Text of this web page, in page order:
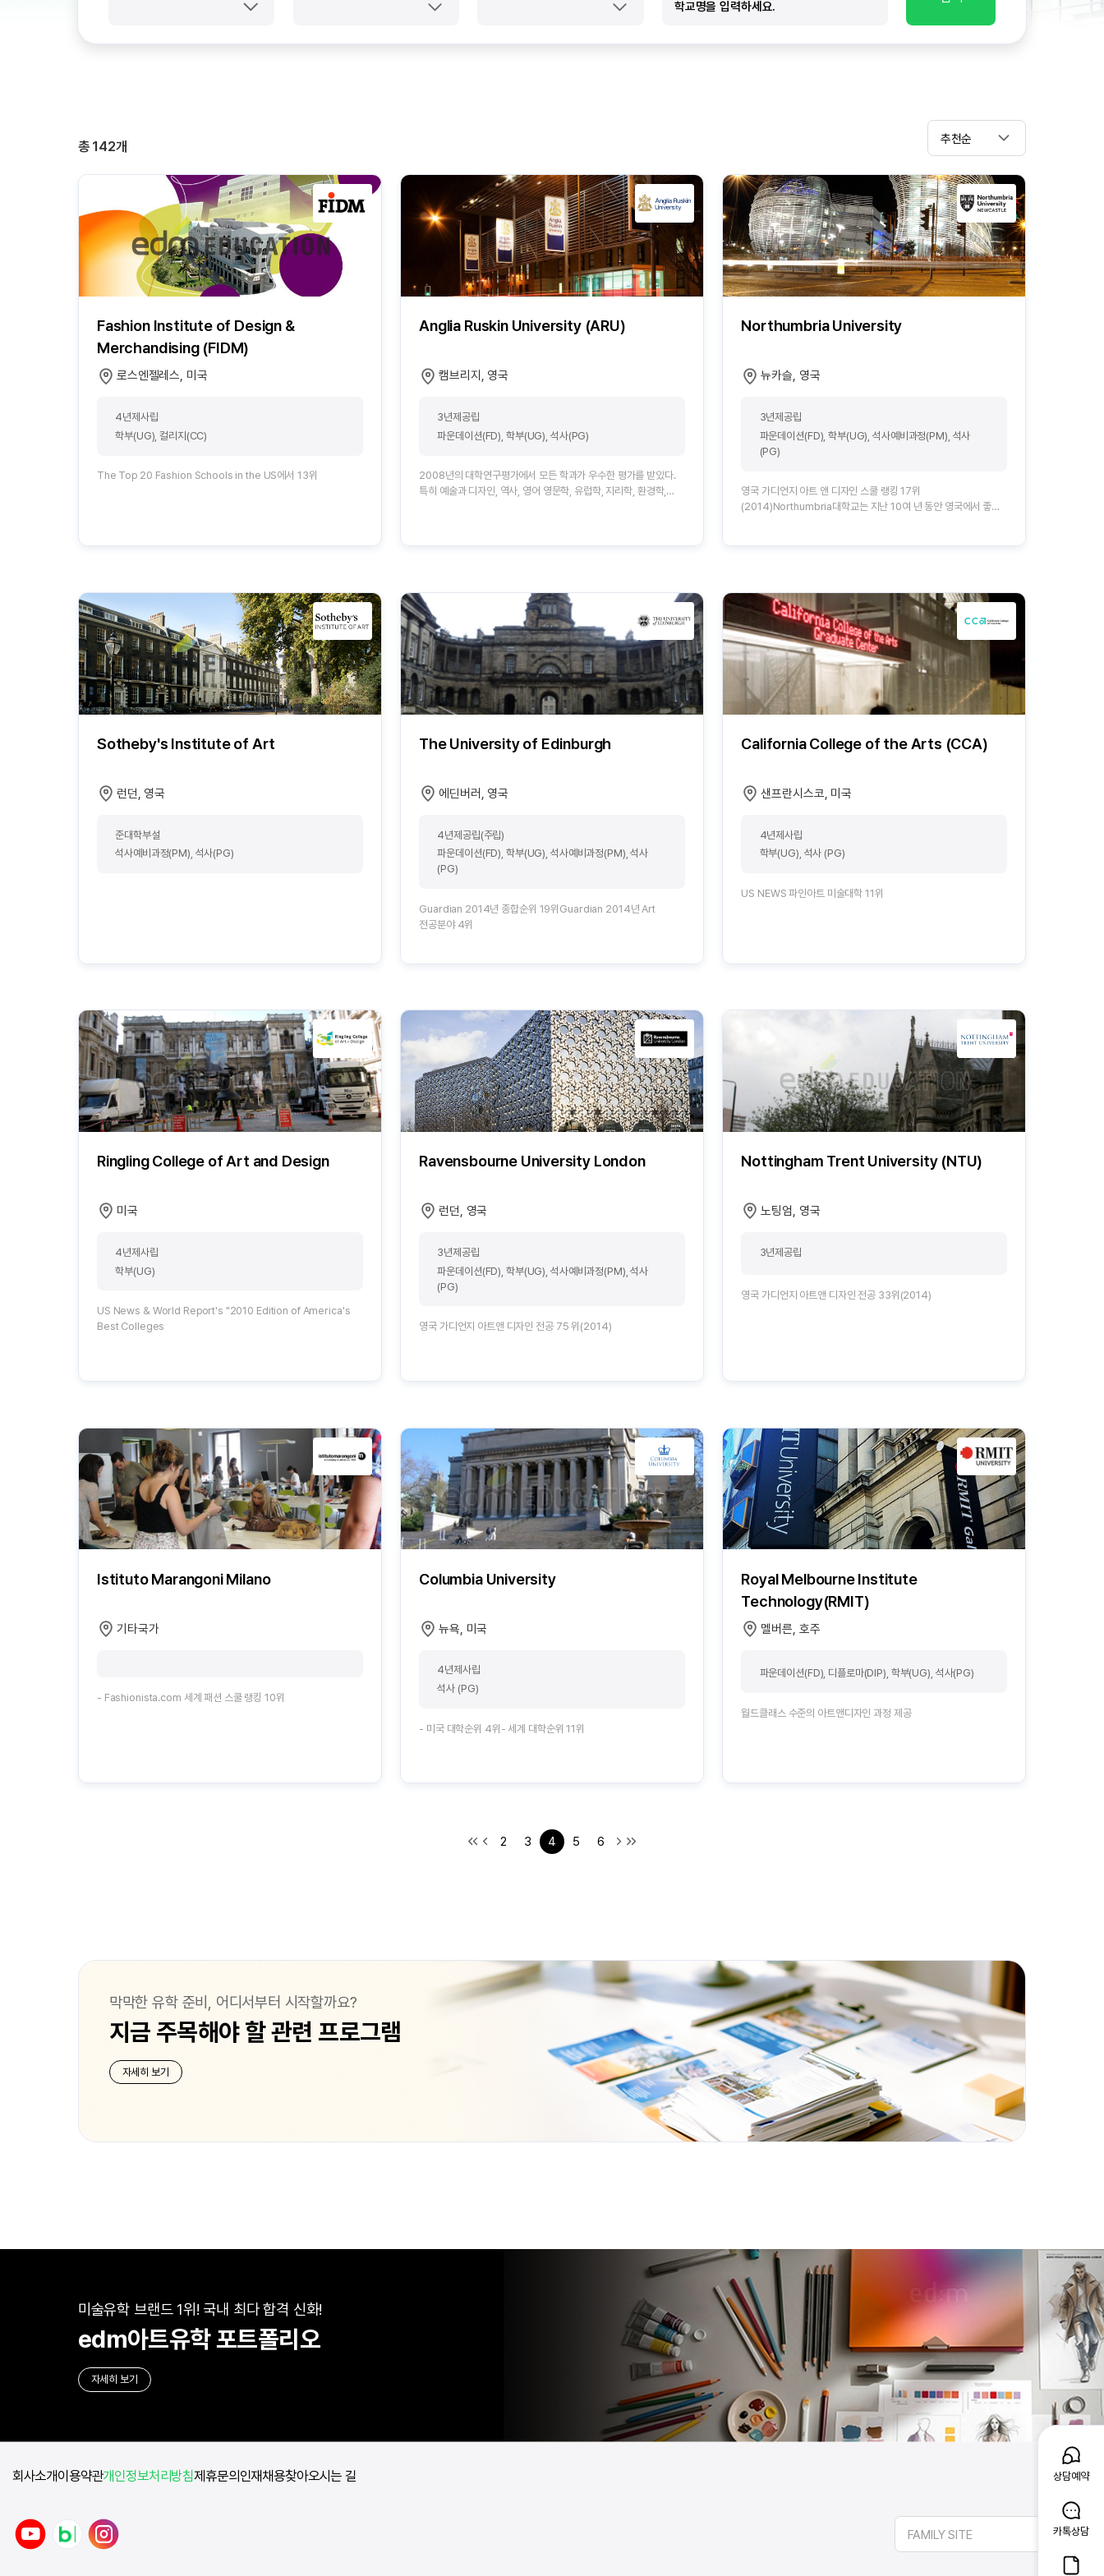
상담예약
카톡상담
총 142개 추천순
Fashion Institute of Design &
Merchandising (FIDM)
로스엔젤레스, 미국
4년제사립
학부(UG), 컬리지(CC)
The Top 20 Fashion Schools in the US에서 13위
Anglia Ruskin University (ARU)
캠브리지, 영국
3년제공립
파운데이션(FD), 학부(UG), 석사(PG)
2008년의 대학연구평가에서 모든 학과가 우수한 평가를 받았다.
특히 예술과 디자인, 역사, 영어 영문학, 유럽학, 지리학, 환경학,
Northumbria University
뉴카슬, 영국
3년제공립
파운데이션(FD), 학부(UG), 석사예비과정(PM), 석사
(PG)
영국 가디언지 아트 앤 디자인 스쿨 랭킹 17위
(2014)Northumbria대학교는 지난 10여 년 동안 영국에서 좋은
Sotheby's Institute of Art
런던, 영국
준대학부설
석사예비과정(PM), 석사(PG)
The University of Edinburgh
에딘버러, 영국
4년제공립(주립)
파운데이션(FD), 학부(UG), 석사예비과정(PM), 석사
(PG)
Guardian 2014년 종합순위 19위Guardian 2014년 Art
전공분야 4위
California College of the Arts (CCA)
샌프란시스코, 미국
4년제사립
학부(UG), 석사 (PG)
US NEWS 파인아트 미술대학 11위
Ringling College of Art and Design
미국
4년제사립
학부(UG)
US News & World Report's "2010 Edition of America's
Best Colleges
Ravensbourne University London
런던, 영국
3년제공립
파운데이션(FD), 학부(UG), 석사예비과정(PM), 석사
(PG)
영국 가디언지 아트앤 디자인 전공 75 위(2014)
Nottingham Trent University (NTU)
노팅엄, 영국
3년제공립
영국 가디언지 아트앤 디자인 전공 33위(2014)
Istituto Marangoni Milano
기타국가
- Fashionista.com 세계 패션 스쿨 랭킹 10위
Columbia University
뉴욕, 미국
4년제사립
석사 (PG)
- 미국 대학순위 4위- 세계 대학순위 11위
Royal Melbourne Institute
Technology(RMIT)
멜버른, 호주
파운데이션(FD), 디플로마(DIP), 학부(UG), 석사(PG)
월드클래스 수준의 아트앤디자인 과정 제공
2 3 4 5 6
막막한 유학 준비, 어디서부터 시작할까요?
지금 주목해야 할 관련 프로그램
자세히 보기
미술유학 브랜드 1위! 국내 최다 합격 신화!
edm아트유학 포트폴리오
자세히 보기
회사소개이용약관개인정보처리방침제휴문의 인재채용찾아오시는 길
y
o
n
a
FAMILY SITE